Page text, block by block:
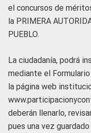
el concursos de
la PRIMERA
PUEBLO.
La ciudadanía, podrá
mediante el
la página web
deberán llenarlo,
pues una vez